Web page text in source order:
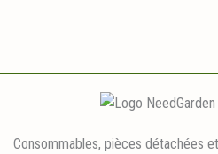
Consommables, pièces détachées